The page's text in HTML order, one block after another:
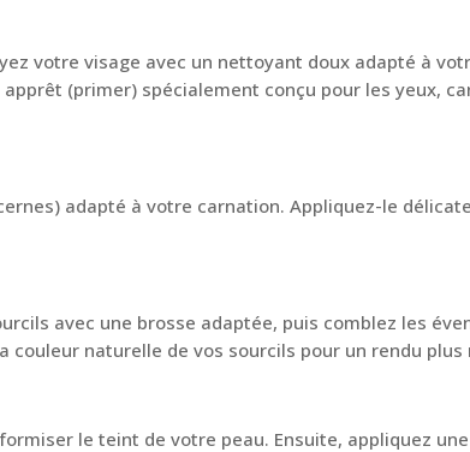
votre visage avec un nettoyant doux adapté à
(primer) spécialement conçu pour les yeux,
adapté à votre carnation. Appliquez-le
avec une brosse adaptée, puis comblez les
couleur naturelle de vos sourcils pour un rendu plus
le teint de votre peau. Ensuite, appliquez